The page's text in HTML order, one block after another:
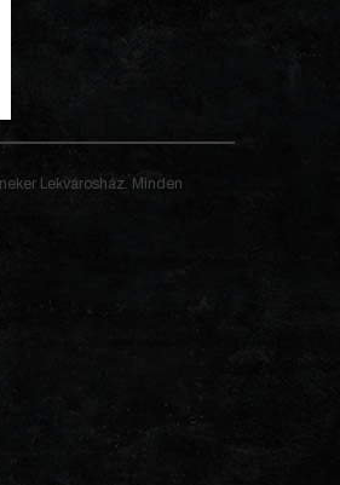
Lekvárosház. Minden